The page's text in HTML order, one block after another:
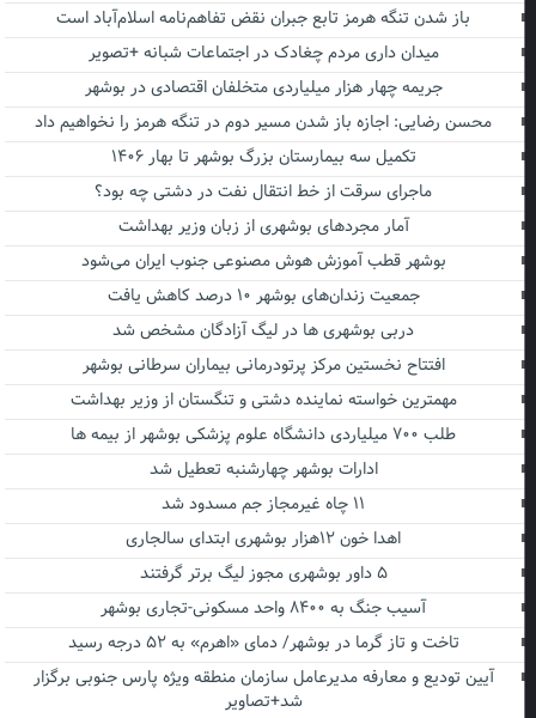
باز شدن تنگه هرمز تابع جبران نقض تفاهم‌نامه اسلام‌آباد است
میدان داری مردم چغادک در اجتماعات شبانه +تصویر
جریمه چهار هزار میلیاردی متخلفان اقتصادی در بوشهر
محسن رضایی: اجازه باز شدن مسیر دوم در تنگه هرمز را نخواهیم داد
تکمیل سه بیمارستان بزرگ بوشهر تا بهار ۱۴۰۶
ماجرای سرقت از خط انتقال نفت در دشتی چه بود؟
آمار مجردهای بوشهری از زبان وزیر بهداشت
بوشهر قطب آموزش هوش مصنوعی جنوب ایران می‌شود
جمعیت زندان‌های بوشهر ۱۰ درصد کاهش یافت
دربی بوشهری ها در لیگ آزادگان مشخص شد
افتتاح نخستین مرکز پرتودرمانی بیماران سرطانی بوشهر
مهمترین خواسته نماینده دشتی و تنگستان از وزیر بهداشت
طلب ۷۰۰ میلیاردی دانشگاه علوم پزشکی بوشهر از بیمه ها
ادارات بوشهر چهارشنبه تعطیل شد
اهدا خون ۱۲هزار بوشهری ابتدای سالجاری
آسیب جنگ به ۸۴۰۰ واحد مسکونی-تجاری بوشهر
تاخت و تاز گرما در بوشهر/ دمای «اهرم» به ۵۲ درجه رسید
آیین تودیع و معارفه مدیرعامل سازمان منطقه ویژه پارس جنوبی برگزار
شد+تصاویر